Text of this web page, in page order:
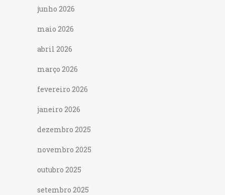
junho 2026
maio 2026
abril 2026
março 2026
fevereiro 2026
janeiro 2026
dezembro 2025
novembro 2025
outubro 2025
setembro 2025